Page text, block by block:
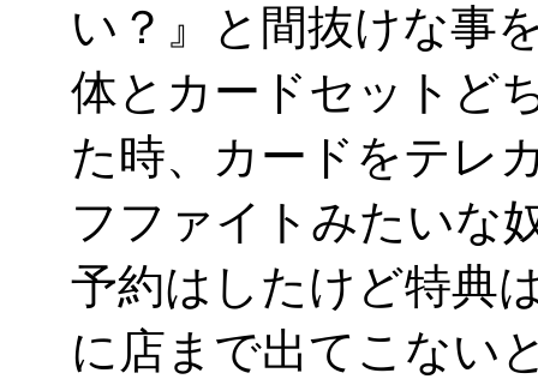
い？』と間抜けな事
体とカードセットど
た時、カードをテレ
フファイトみたいな
予約はしたけど特典
に店まで出てこない